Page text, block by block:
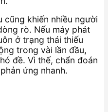
cũng khiến nhiều người
rò. Nếu máy phát
ở trạng thái thiếu
trong vài lần đầu,
đề. Vì thế, chẩn đoán
ứng nhanh.